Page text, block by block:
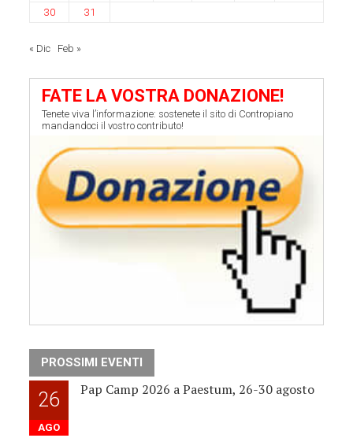
30
31
« Dic Feb »
FATE LA VOSTRA DONAZIONE!
Tenete viva l’informazione: sostenete il sito di Contropiano
mandandoci il vostro contributo!
PROSSIMI EVENTI
26
AGO
Pap Camp 2026 a Paestum, 26-30 agosto